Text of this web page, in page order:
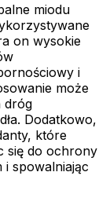
miodu
on wysokie
i
może
dróg
Dodatkowo,
które
się do ochrony
spowalniając